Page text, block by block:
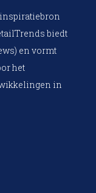
biedt
en vormt
het
in